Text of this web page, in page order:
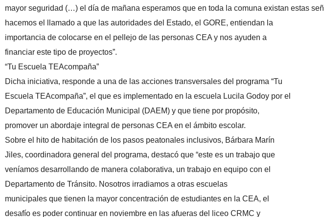
mayor seguridad (…) el día de mañana esperamos que en toda la comuna existan estas
hacemos el llamado a que las autoridades del Estado, el GORE, entiendan la
importancia de colocarse en el pellejo de las personas CEA y nos ayuden a
financiar este tipo de proyectos”.
“Tu Escuela TEAcompaña”
Dicha iniciativa, responde a una de las acciones transversales del programa “Tu
Escuela TEAcompaña”, el que es implementado en la escuela Lucila Godoy por el
Departamento de Educación Municipal (DAEM) y que tiene por propósito,
promover un abordaje integral de personas CEA en el ámbito escolar.
Sobre el hito de habitación de los pasos peatonales inclusivos, Bárbara Marín
Jiles, coordinadora general del programa, destacó que “este es un trabajo que
veníamos desarrollando de manera colaborativa, un trabajo en equipo con el
Departamento de Tránsito. Nosotros irradiamos a otras escuelas
municipales que tienen la mayor concentración de estudiantes en la CEA, el
desafío es poder continuar en noviembre en las afueras del liceo CRMC y